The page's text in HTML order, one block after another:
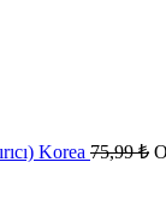
Korea 75,99₺